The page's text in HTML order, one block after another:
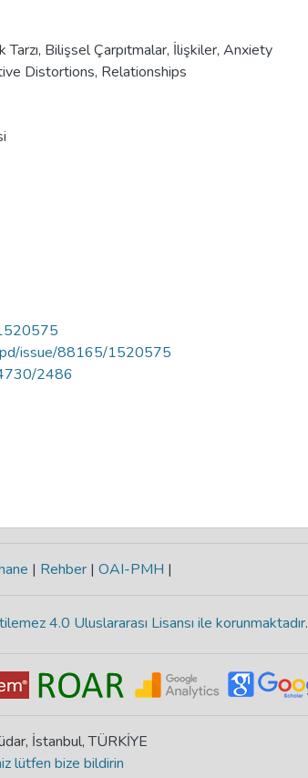
Tarzı, Bilişsel Çarpıtmalar, İlişkiler, Anxiety
Distortions, Relationships
issue/88165/1520575
2486
| Rehber | OAI-PMH |
4.0 Uluslararası Lisansı ile korunmaktadır.
İstanbul, TÜRKİYE
lütfen bize bildirin